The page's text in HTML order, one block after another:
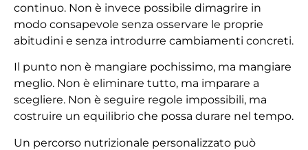
continuo. Non è invece possibile dimagrire in
modo consapevole senza osservare le proprie
abitudini e senza introdurre cambiamenti concreti.
Il punto non è mangiare pochissimo, ma mangiare
meglio. Non è eliminare tutto, ma imparare a
scegliere. Non è seguire regole impossibili, ma
costruire un equilibrio che possa durare nel tempo.
Un percorso nutrizionale personalizzato può